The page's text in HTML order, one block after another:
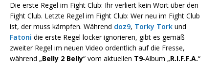
Die erste Regel im Fight Club: Ihr verliert kein Wort über den
Fight Club. Letzte Regel im Fight Club: Wer neu im Fight Club
ist, der muss kämpfen. Während doz9, Torky Tork und
Fatoni die erste Regel locker ignorieren, gibt es gemäß
zweiter Regel im neuen Video ordentlich auf die Fresse,
während „Belly 2 Belly“ vom aktuellen T9-Album „R.I.F.F.A.“